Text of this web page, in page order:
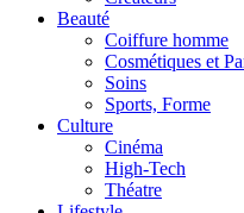
Beauté
Coiffure homme
Cosmétiques et
Soins
Sports, Forme
Culture
Cinéma
High-Tech
Théatre